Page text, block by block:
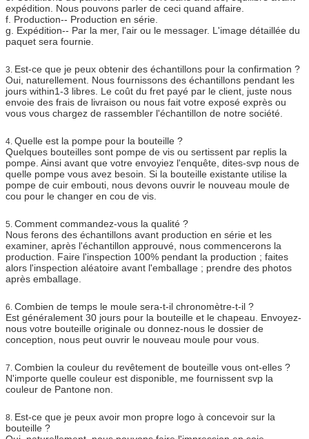
expédition. Nous pouvons parler de ceci quand affaire.
f. Production-- Production en série.
g. Expédition-- Par la mer, l'air ou le messager. L'image détaillée du
paquet sera fournie.
3. Est-ce que je peux obtenir des échantillons pour la confirmation ?
Oui, naturellement. Nous fournissons des échantillons pendant les
jours within1-3 libres. Le coût du fret payé par le client, juste nous
envoie des frais de livraison ou nous fait votre exposé exprès ou
vous vous chargez de rassembler l'échantillon de notre société.
4. Quelle est la pompe pour la bouteille ?
Quelques bouteilles sont pompe de vis ou sertissent par replis la
pompe. Ainsi avant que votre envoyiez l'enquête, dites-svp nous de
quelle pompe vous avez besoin. Si la bouteille existante utilise la
pompe de cuir embouti, nous devons ouvrir le nouveau moule de
cou pour le changer en cou de vis.
5. Comment commandez-vous la qualité ?
Nous ferons des échantillons avant production en série et les
examiner, après l'échantillon approuvé, nous commencerons la
production. Faire l'inspection 100% pendant la production ; faites
alors l'inspection aléatoire avant l'emballage ; prendre des photos
après emballage.
6. Combien de temps le moule sera-t-il chronomètre-t-il ?
Est généralement 30 jours pour la bouteille et le chapeau. Envoyez-
nous votre bouteille originale ou donnez-nous le dossier de
conception, nous peut ouvrir le nouveau moule pour vous.
7. Combien la couleur du revêtement de bouteille vous ont-elles ?
N'importe quelle couleur est disponible, me fournissent svp la
couleur de Pantone non.
8. Est-ce que je peux avoir mon propre logo à concevoir sur la
bouteille ?